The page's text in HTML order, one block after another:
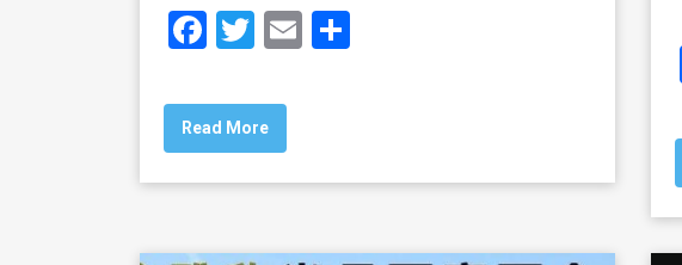
F
c
e
b
T
tt
er
E
Read More